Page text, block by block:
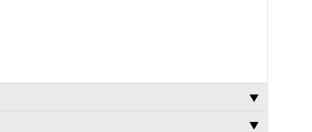
▼
▼